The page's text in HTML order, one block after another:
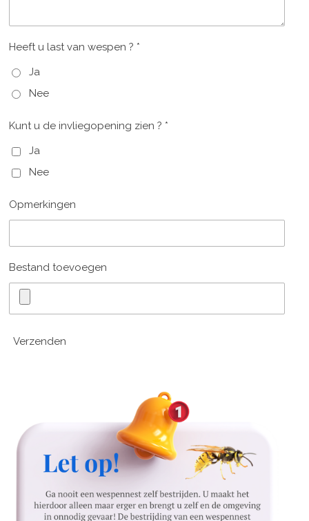
Heeft u last van wespen ? *
Ja
Nee
Kunt u de invliegopening zien ? *
Ja
Nee
Opmerkingen
Bestand toevoegen
Verzenden